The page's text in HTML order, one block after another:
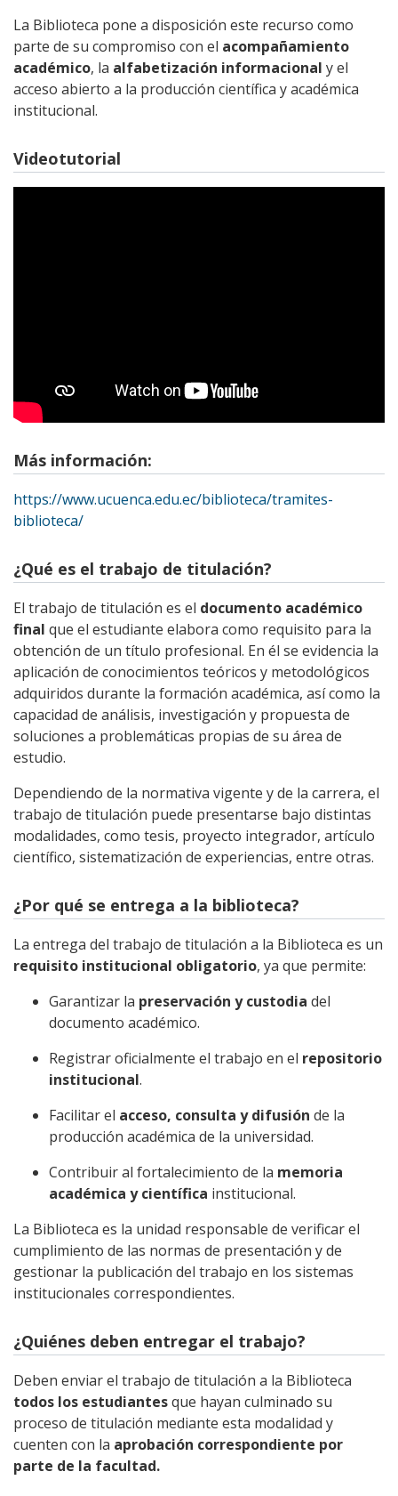
La Biblioteca pone a disposición este recurso como
parte de su compromiso con el acompañamiento
académico, la alfabetización informacional y el
acceso abierto a la producción científica y académica
institucional.
Videotutorial
Más información:
https://www.ucuenca.edu.ec/biblioteca/tramites-
biblioteca/
¿Qué es el trabajo de titulación?
El trabajo de titulación es el documento académico
final que el estudiante elabora como requisito para la
obtención de un título profesional. En él se evidencia la
aplicación de conocimientos teóricos y metodológicos
adquiridos durante la formación académica, así como la
capacidad de análisis, investigación y propuesta de
soluciones a problemáticas propias de su área de
estudio.
Dependiendo de la normativa vigente y de la carrera, el
trabajo de titulación puede presentarse bajo distintas
modalidades, como tesis, proyecto integrador, artículo
científico, sistematización de experiencias, entre otras.
¿Por qué se entrega a la biblioteca?
La entrega del trabajo de titulación a la Biblioteca es un
requisito institucional obligatorio, ya que permite:
Garantizar la preservación y custodia del
documento académico.
Registrar oficialmente el trabajo en el repositorio
institucional.
Facilitar el acceso, consulta y difusión de la
producción académica de la universidad.
Contribuir al fortalecimiento de la memoria
académica y científica institucional.
La Biblioteca es la unidad responsable de verificar el
cumplimiento de las normas de presentación y de
gestionar la publicación del trabajo en los sistemas
institucionales correspondientes.
¿Quiénes deben entregar el trabajo?
Deben enviar el trabajo de titulación a la Biblioteca
todos los estudiantesque hayan culminado su
proceso de titulación mediante esta modalidad y
cuenten con la aprobación correspondiente por
parte de la facultad.